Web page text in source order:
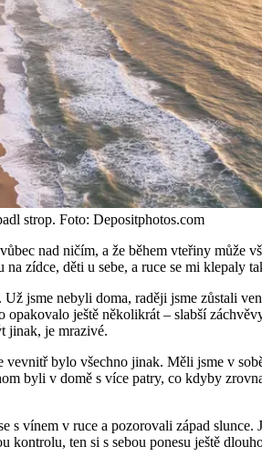
strop. Foto: Depositphotos.com
nad ničím, a že během vteřiny
zídce, děti u sebe, a ruce se mi klepaly
jsme nebyli doma, raději jsme zůstali
ještě několikrát – slabší
jinak, je mrazivé.
bylo všechno jinak. Měli jsme v
byli v domě s více patry, co kdyby
s vínem v ruce a pozorovali západ
kontrolu, ten si s sebou ponesu ještě